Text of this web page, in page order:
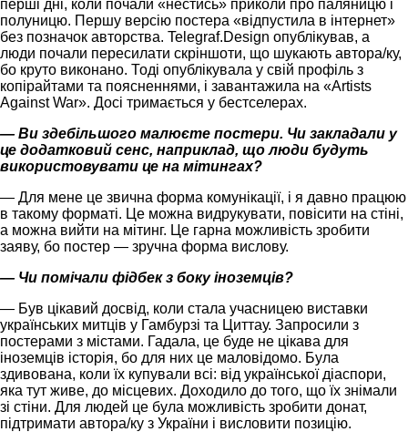
перші дні, коли почали «нестись» приколи про паляницю і
полуницю. Першу версію постера «відпустила в інтернет»
без позначок авторства. Telegraf.Design опублікував, а
люди почали пересилати скріншоти, що шукають автора/ку,
бо круто виконано. Тоді опублікувала у свій профіль з
копірайтами та поясненнями, і завантажила на «Artists
Against War». Досі тримається у бестселерах.
— Ви здебільшого малюєте постери. Чи закладали у
це додатковий сенс, наприклад, що люди будуть
використовувати це на мітингах?
— Для мене це звична форма комунікації, і я давно працюю
в такому форматі. Це можна видрукувати, повісити на стіні,
а можна вийти на мітинг. Це гарна можливість зробити
заяву, бо постер — зручна форма вислову.
— Чи помічали фідбек з боку іноземців?
— Був цікавий досвід, коли стала учасницею виставки
українських митців у Гамбурзі та Циттау. Запросили з
постерами з містами. Гадала, це буде не цікава для
іноземців історія, бо для них це маловідомо. Була
здивована, коли їх купували всі: від української діаспори,
яка тут живе, до місцевих. Доходило до того, що їх знімали
зі стіни. Для людей це була можливість зробити донат,
підтримати автора/ку з України і висловити позицію.